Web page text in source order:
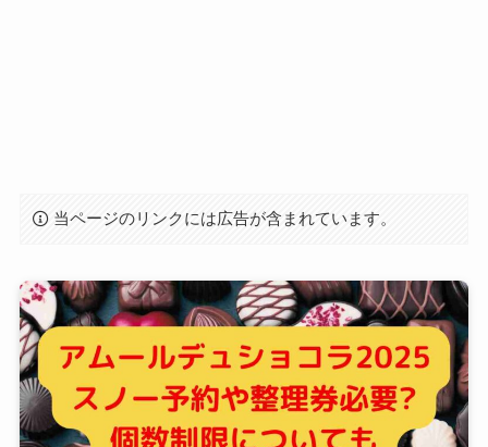
当ページのリンクには広告が含まれています。